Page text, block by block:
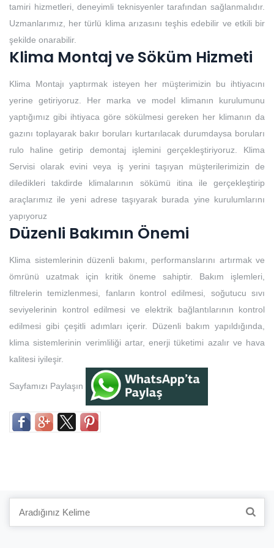
tamiri hizmetleri, deneyimli teknisyenler tarafından sağlanmalıdır.
Uzmanlarımız, her türlü klima arızasını teşhis edebilir ve etkili bir
şekilde onarabilir.
Klima Montaj ve Söküm Hizmeti
Klima Montajı yaptırmak isteyen her müşterimizin bu ihtiyacını
yerine getiriyoruz. Her marka ve model klimanın kurulumunu
yaptığımız gibi ihtiyaca göre sökülmesi gereken her klimanın da
gazını toplayarak bakır boruları kurtarılacak durumdaysa boruları
rulo haline getirip demontaj işlemini gerçekleştiriyoruz. Klima
Servisi olarak evini veya iş yerini taşıyan müşterilerimizin de
diledikleri takdirde klimalarının sökümü itina ile gerçekleştirip
araçlarımız ile yeni adrese taşıyarak burada yine kurulumlarını
yapıyoruz
Düzenli Bakımın Önemi
Klima sistemlerinin düzenli bakımı, performanslarını artırmak ve
ömrünü uzatmak için kritik öneme sahiptir. Bakım işlemleri,
filtrelerin temizlenmesi, fanların kontrol edilmesi, soğutucu sıvı
seviyelerinin kontrol edilmesi ve elektrik bağlantılarının kontrol
edilmesi gibi çeşitli adımları içerir. Düzenli bakım yapıldığında,
klima sistemlerinin verimliliği artar, enerji tüketimi azalır ve hava
kalitesi iyileşir.
Sayfamızı Paylaşın